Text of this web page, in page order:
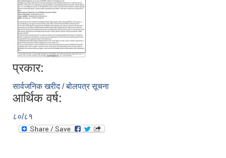
प्रकार:
सार्वजनिक खरीद / बोलपत्र सूचना
आर्थिक वर्ष:
८०/८१